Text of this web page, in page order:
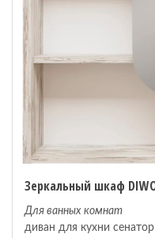
Для ванных комнат
диван для кухни сенатор